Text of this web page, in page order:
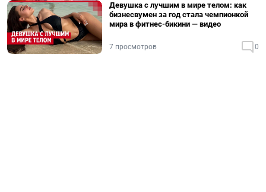
Девушка с лучшим в мире телом: как
бизнесвумен за год стала чемпионкой
мира в фитнес-бикини — видео
7 просмотров 0